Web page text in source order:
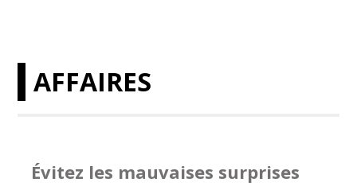
AFFAIRES
Évitez les mauvaises surprises